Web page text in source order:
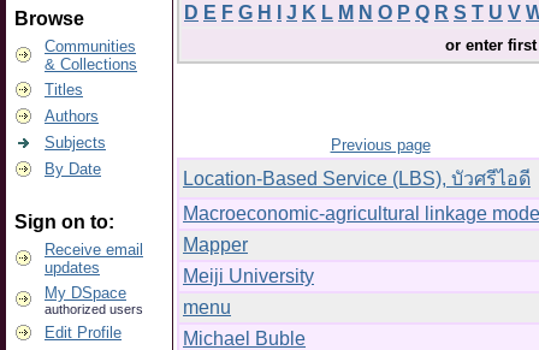
Browse
Communities
& Collections
Titles
Authors
Subjects
By Date
Sign on to:
Receive email
updates
My DSpace
authorized users
Edit Profile
D E F G H J K L M N O P Q R S T U V
or enter
Previous page
Location-Based Service (LBS), บัวศรีไอดี
Macroeconomic-agricultural linkage
Mapper
Meiji University
menu
Michael Buble